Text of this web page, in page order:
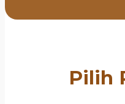
Pilih